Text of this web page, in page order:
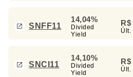
SNFF11
14,04%
Divided
Yield
R$
Últ.
SNCI11
14,10%
Divided
Yield
R$
Últ.